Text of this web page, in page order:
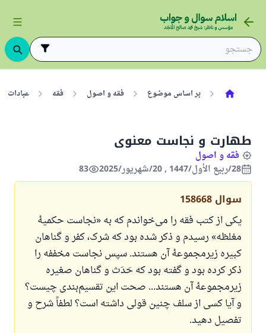
بر اساس موضوع فقه و اصول فقه عبادات
طهارت و نجاست معنوی
فقه و اصول
28/ربيع الأول/1447 , 20/شهریور/2025
83
سوال 158668
یکی از کتب فقه را می‌خواندم که به «نجاست حکمیهٔ
مغلظه» رسیدم و ذکر شده بود که شرک، کفر و گناهان
کبیره زیرمجموعهٔ آن هستند. سپس نجاست مخففه را
ذکر کرده بود و گفته بود که حَدَث و گناهان صغیره
زیرمجموعهٔ آن هستند... صحت این تقسیم‌بندی چیست؟
و آیا کسی از سلف چنین قولی داشته است؟ لطفاً شرح و
تفصیل دهید.